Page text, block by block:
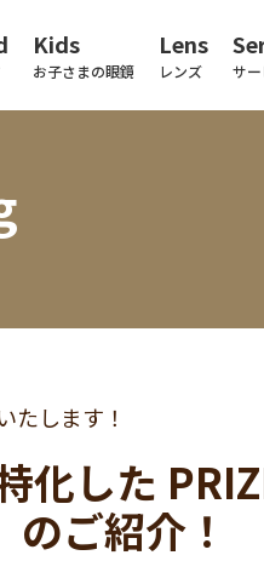
Kids
お子さまの眼鏡
Lens
レンズ サ
たします！
化した
ご紹介！